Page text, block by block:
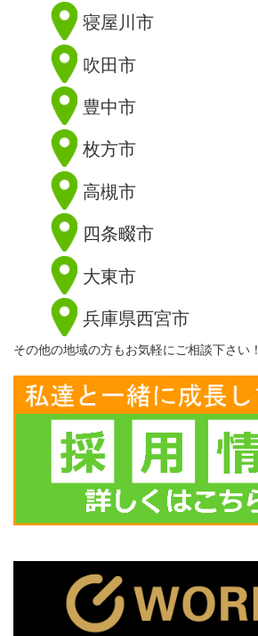
寝屋川市
吹田市
豊中市
枚方市
高槻市
四条畷市
大東市
兵庫県西宮市
その他の地域の方もお気軽にご相談下さい！